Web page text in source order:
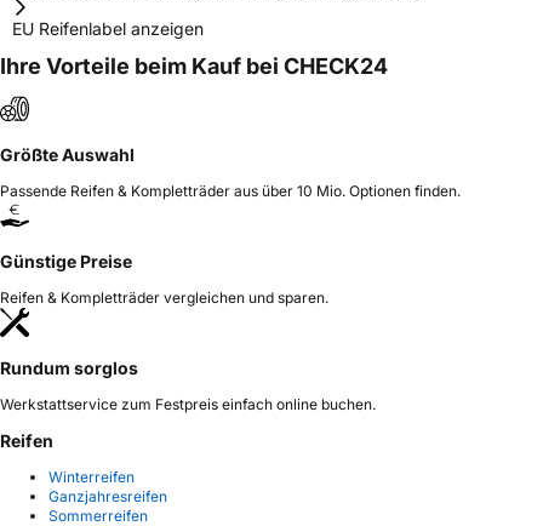
EU Reifenlabel anzeigen
Ihre Vorteile beim Kauf bei CHECK24
Größte Auswahl
Passende Reifen & Kompletträder aus über 10 Mio. Optionen finden.
Günstige Preise
Reifen & Kompletträder vergleichen und sparen.
Rundum sorglos
Werkstattservice zum Festpreis einfach online buchen.
Reifen
Winterreifen
Ganzjahresreifen
Sommerreifen